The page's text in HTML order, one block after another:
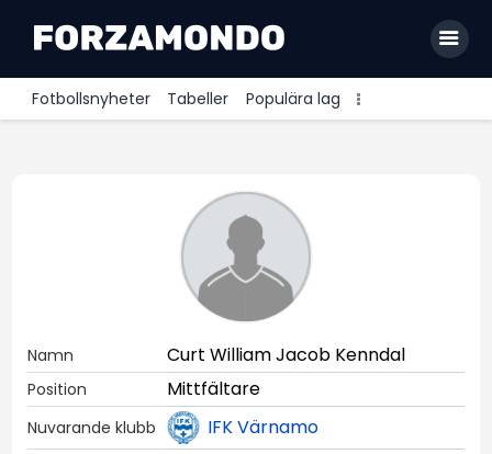
Fotbollsnyheter Tabeller Populära lag
Premier League
Bundesliga
Ligue 1
Namn Curt William Jacob Kenndal
Position Mittfältare
Nuvarande klubb IFK Värnamo